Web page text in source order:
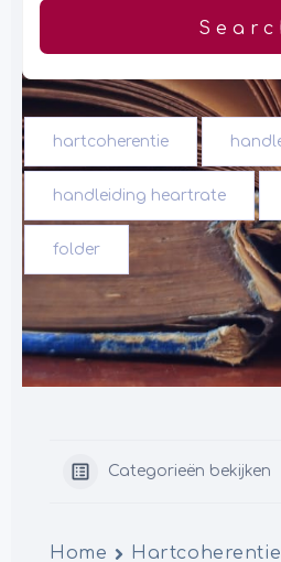
hartcoherentie
handleiding heartrate
folder
Categorieën bekijken
Home